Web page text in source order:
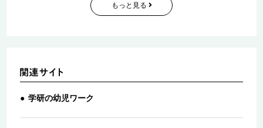
もっと見る
学研の幼児ワーク